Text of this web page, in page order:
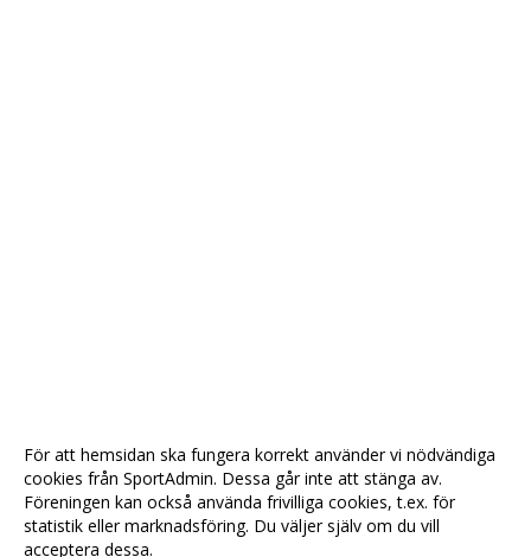
För att hemsidan ska fungera korrekt använder vi nödvändiga
cookies från SportAdmin. Dessa går inte att stänga av.
Föreningen kan också använda frivilliga cookies, t.ex. för
statistik eller marknadsföring. Du väljer själv om du vill
acceptera dessa.